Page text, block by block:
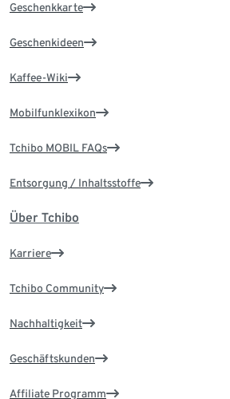
Geschenkkarte
Geschenkideen
Kaffee-Wiki
Mobilfunklexikon
Tchibo MOBIL FAQs
Entsorgung / Inhaltsstoffe
Über Tchibo
Karriere
Tchibo Community
Nachhaltigkeit
Geschäftskunden
Affiliate Programm